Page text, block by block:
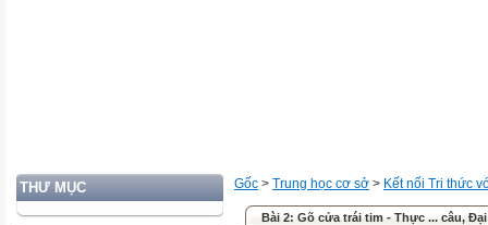
THƯ MỤC Gốc > Trung học cơ sở > Kết nối Tri thức
Bài 2: Gõ cửa trái tim - Thực ... câu,